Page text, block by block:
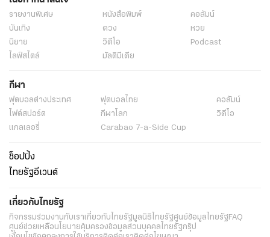
รายงานพิเศษ หนังสือพิมพ์
คอลัมน์
บันเทิง
ดวง
หวย
นิยาย
วิดีโอ
Podcast
ไลฟ์สไตล์
มัลติมีเดีย
กีฬา
ฟุตบอลต่่างประเทศ ฟุตบอลไทย
คอลัมน์
ไฟต์สปอร์ต
กีฬาโลก
วิดีโอ
แกลเลอรี่
Carabao 7-a-Side Cup
ช็อปปิ้ง
ไทยรัฐอีเวนต์
เกี่ยวกับไทยรัฐ
กิจกรรมร่วมงานกับเราเกี่ยวกับไทยรัฐมูลนิธิไทยรัฐศูนย์ข้อมูลไทยรัฐFAQ
ศูนย์ช่วยเหลือนโยบายคุ้มครองข้อมูลส่วนบุคคลไทยรัฐกรุ๊ป